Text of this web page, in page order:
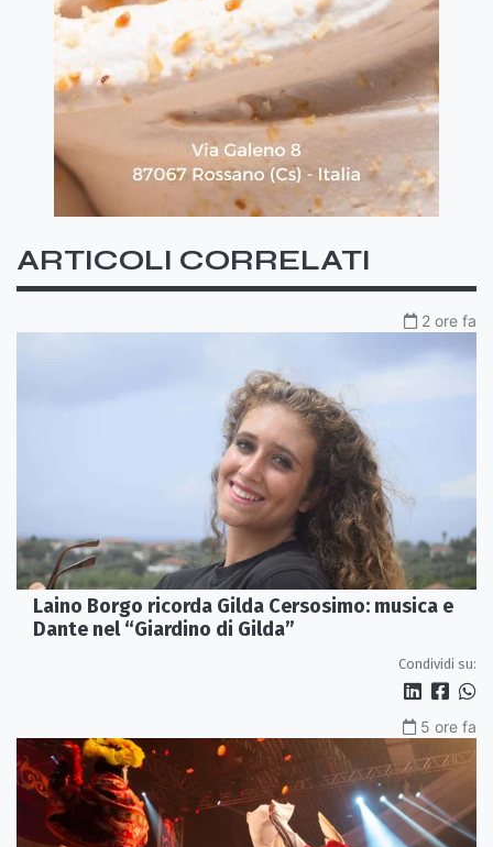
ARTICOLI CORRELATI
2 ore fa
Laino Borgo ricorda Gilda Cersosimo: musica e
Dante nel “Giardino di Gilda”
Condividi su:
5 ore fa